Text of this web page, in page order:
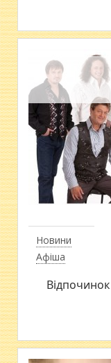
Новини
Афіша
Відпочинок